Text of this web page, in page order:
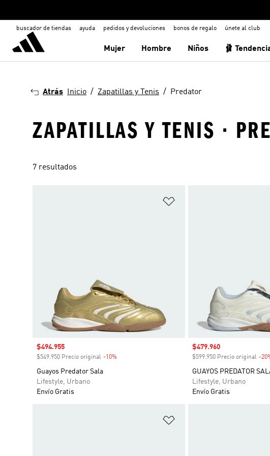
buscador de tiendas ayuda pedidos y devoluciones bonos de regalo únete al club
Mujer Hombre Niños 🩰
Atrás Inicio Zapatillas y Tenis Predator
ZAPATILLAS Y TENIS ·
7 resultados
Precio de venta
$494.955
$549.950 Precio original -10%
Guayos Predator Sala
Lifestyle, Urbano
Envío Gratis
Precio de venta
$479.960
$599.950 Precio original -
GUAYOS PREDATOR
Lifestyle, Urbano
Envío Gratis